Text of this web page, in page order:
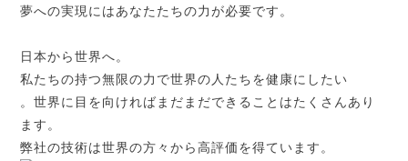
夢への実現にはあなたたちの力が必要です。
日本から世界へ。
私たちの持つ無限の力で世界の人たちを健康にしたい
。世界に目を向ければまだまだできることはたくさんあり
ます。
弊社の技術は世界の方々から高評価を得ています。